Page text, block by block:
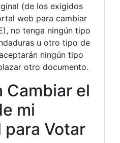
(de los exigidos
web para cambiar
no tenga ningún tipo
u otro tipo de
ningún tipo
otro documento.
Cambiar el
mi
Votar